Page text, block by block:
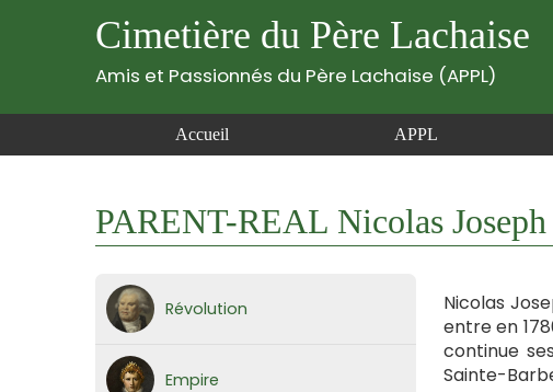
Cimetière du Père Lachaise
Amis et Passionnés du Père Lachaise (APPL)
Accueil APPL
PARENT-REAL Nicolas
Révolution
Empire
Nicolas
entre en
continue
Sainte-